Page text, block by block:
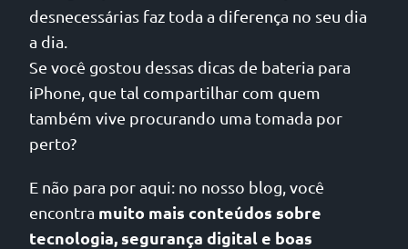
desnecessárias faz toda a diferença no seu dia
a dia.
Se você gostou dessas dicas de bateria para
iPhone, que tal compartilhar com quem
também vive procurando uma tomada por
perto?
E não para por aqui: no nosso blog, você
encontra muito mais conteúdos sobre
tecnologia, segurança digital e boas